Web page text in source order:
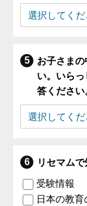
お子さま
い。いら
答ください
リセマム
受験情報
日本の教育